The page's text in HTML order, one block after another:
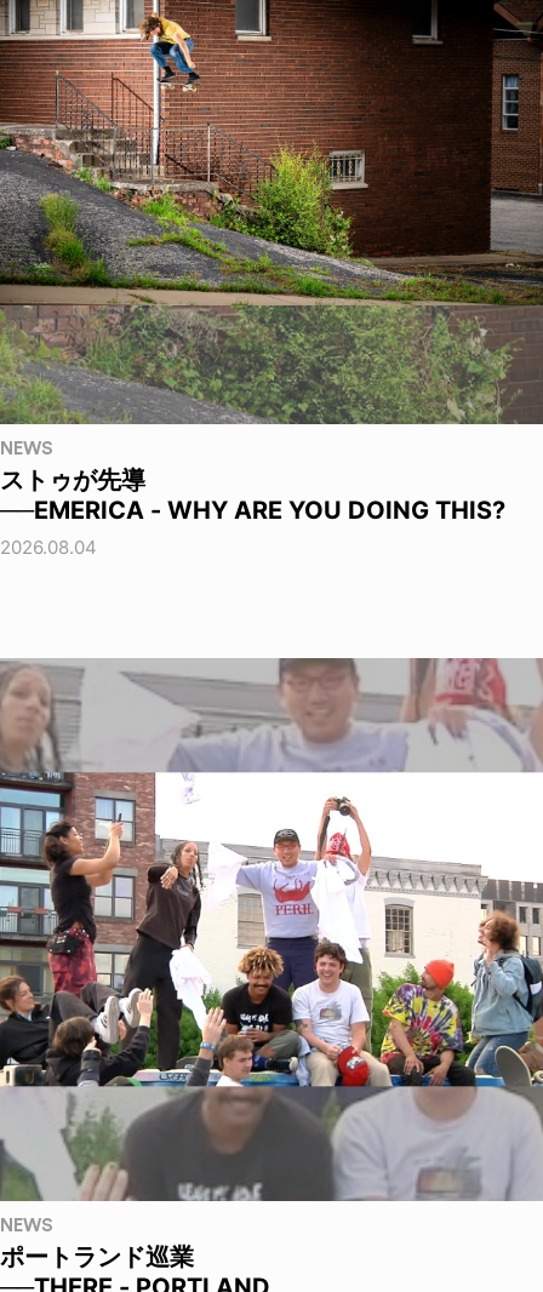
NEWS
ストゥが先導
──EMERICA - WHY ARE YOU DOING THIS?
2026.08.04
NEWS
ポートランド巡業